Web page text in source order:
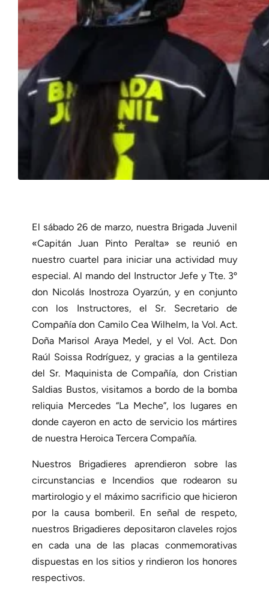
El sábado 26 de marzo, nuestra Brigada Juvenil
«Capitán Juan Pinto Peralta» se reunió en
nuestro cuartel para iniciar una actividad muy
especial. Al mando del Instructor Jefe y Tte. 3º
don Nicolás Inostroza Oyarzún, y en conjunto
con los Instructores, el Sr. Secretario de
Compañía don Camilo Cea Wilhelm, la Vol. Act.
Doña Marisol Araya Medel, y el Vol. Act. Don
Raúl Soissa Rodríguez, y gracias a la gentileza
del Sr. Maquinista de Compañía, don Cristian
Saldias Bustos, visitamos a bordo de la bomba
reliquia Mercedes “La Meche”, los lugares en
donde cayeron en acto de servicio los mártires
de nuestra Heroica Tercera Compañía.
Nuestros Brigadieres aprendieron sobre las
circunstancias e Incendios que rodearon su
martirologio y el máximo sacrificio que hicieron
por la causa bomberil. En señal de respeto,
nuestros Brigadieres depositaron claveles rojos
en cada una de las placas conmemorativas
dispuestas en los sitios y rindieron los honores
respectivos.